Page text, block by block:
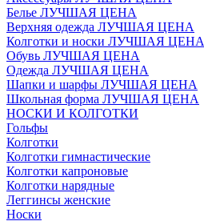
Белье ЛУЧШАЯ ЦЕНА
Верхняя одежда ЛУЧШАЯ ЦЕНА
Колготки и носки ЛУЧШАЯ ЦЕНА
Обувь ЛУЧШАЯ ЦЕНА
Одежда ЛУЧШАЯ ЦЕНА
Шапки и шарфы ЛУЧШАЯ ЦЕНА
Школьная форма ЛУЧШАЯ ЦЕНА
НОСКИ И КОЛГОТКИ
Гольфы
Колготки
Колготки гимнастические
Колготки капроновые
Колготки нарядные
Леггинсы женские
Носки